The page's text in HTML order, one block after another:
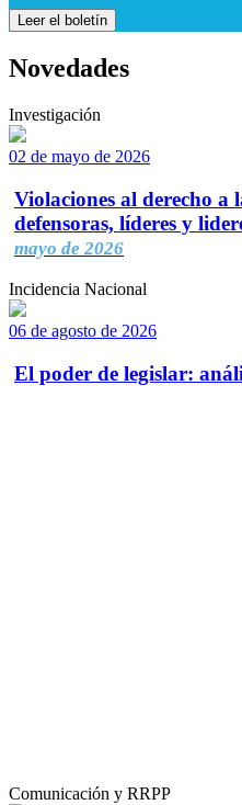
Leer el boletín
Novedades
Investigación
02 de mayo de 2026
Violaciones al derecho a
defensoras, líderes y
mayo de 2026
Incidencia Nacional
06 de agosto de 2026
El poder de legislar:
Comunicación y RRPP